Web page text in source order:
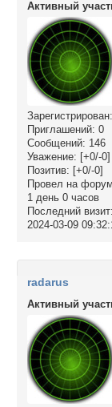
Активный
Зарегистрирован
Приглашений: 0
Сообщений: 146
Уважение: [+0/-0]
Позитив: [+0/-0]
Провел на
1 день 0 часов
Последний визит:
2024-03-09
radarus
Активный